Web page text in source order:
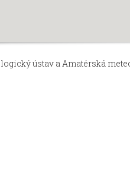
ústav a Amatérská